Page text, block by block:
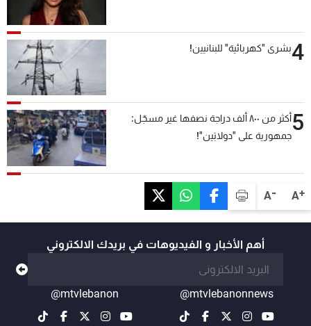
A+
A-
4بشرى "كهربائية" للبنانيين!
5
أكثر من ٨٠٠ ألف دراجة نصفها غير مسجّل:
جمهورية على "دولابَين"!
أهم الأخبار و الفيديوهات في بريدك الالكتروني
@mtvlebanonnews
@mtvlebanon